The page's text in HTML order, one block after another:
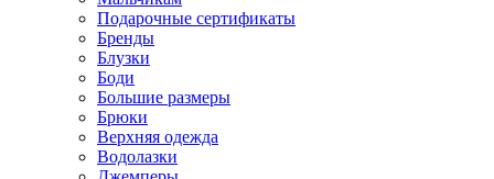
Подарочные сертификаты
Бренды
Блузки
Боди
Большие размеры
Брюки
Верхняя одежда
Водолазки